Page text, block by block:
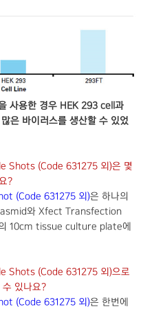
사용한 경우 HEK 293 cell과
은 바이러스를 생산할 수 있었
(Code 631275 외)은 몇
?
(Code 631275 외)은 하나의
와 Xfect Transfection
10cm tissue culture plate에
(Code 631275 외)으로
있나요?
(Code 631275 외)은 한번에